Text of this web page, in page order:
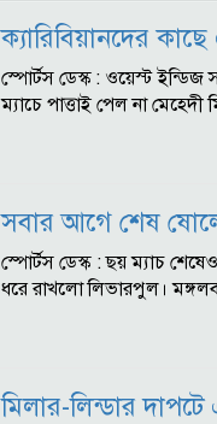
ক্যারিবিয়ানদের
স্পোর্টস ডেস্ক : ওয়েস্ট ইন্ডিজ
ম্যাচে পাত্তাই পেল না
সবার আগে শেষ
স্পোর্টস ডেস্ক : ছয় ম্যাচ
ধরে রাখলো লিভারপুল।
মিলার-লিন্ডার